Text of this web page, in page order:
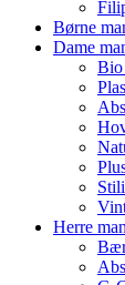
Børne
Dame
Bio
Herre